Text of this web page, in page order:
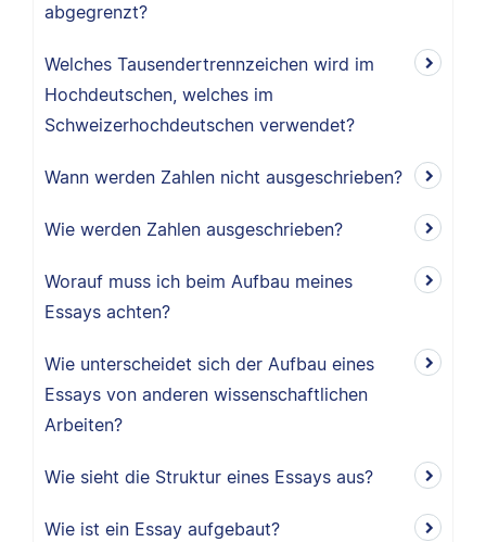
abgegrenzt?
Welches Tausendertrennzeichen wird im
Hochdeutschen, welches im
Schweizerhochdeutschen verwendet?
Wann werden Zahlen nicht ausgeschrieben?
Wie werden Zahlen ausgeschrieben?
Worauf muss ich beim Aufbau meines
Essays achten?
Wie unterscheidet sich der Aufbau eines
Essays von anderen wissenschaftlichen
Arbeiten?
Wie sieht die Struktur eines Essays aus?
Wie ist ein Essay aufgebaut?